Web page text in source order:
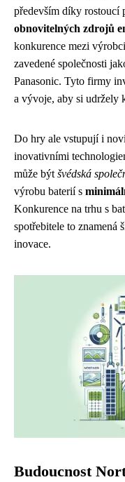
především díky rostoucí
obnovitelných zdrojů
konkurence mezi
zavedené společnosti
Panasonic. Tyto firmy
a vývoje, aby si udržely
Do hry ale vstupují i
inovativními
může být švédská
výrobu baterií s
Konkurence na trhu s
spotřebitele to znamená
inovace.
Budoucnost